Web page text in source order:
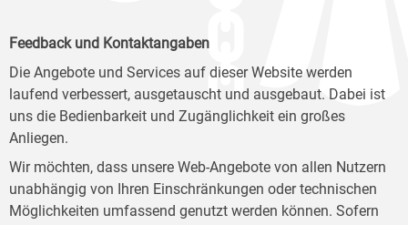
Feedback und Kontaktangaben
Die Angebote und Services auf dieser Website werden
laufend verbessert, ausgetauscht und ausgebaut. Dabei ist
uns die Bedienbarkeit und Zugänglichkeit ein großes
Anliegen.
Wir möchten, dass unsere Web-Angebote von allen Nutzern
unabhängig von Ihren Einschränkungen oder technischen
Möglichkeiten umfassend genutzt werden können. Sofern